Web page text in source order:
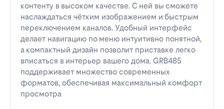
контенту в высоком качестве. С ней вы сможете
наслаждаться чётким изображением и быстрым
переключением каналов. Удобный интерфейс
делает навигацию по меню интуитивно понятной,
а компактный дизайн позволит приставке легко
вписаться в интерьер вашего дома. GRB485
поддерживает множество современных
форматов, обеспечивая максимальный комфорт
просмотра